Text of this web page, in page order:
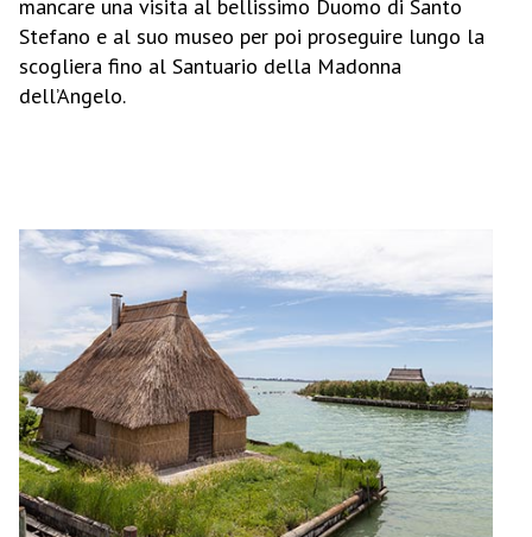
mancare una visita al bellissimo Duomo di Santo
Stefano e al suo museo per poi proseguire lungo la
scogliera fino al Santuario della Madonna
dell’Angelo.